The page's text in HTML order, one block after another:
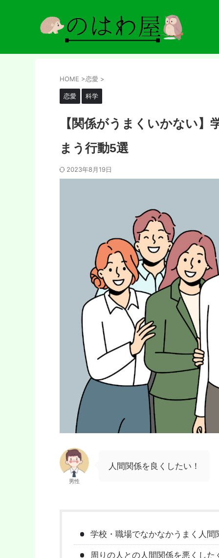
HOME >恋愛 >
恋愛 科学
【関係がうまくいかない】
まう行動5選
2023年8月19日
男性
人間関係を良くしたい！
学校・職場でなかなかうまく人間
周りの人との人間関係を悪くした